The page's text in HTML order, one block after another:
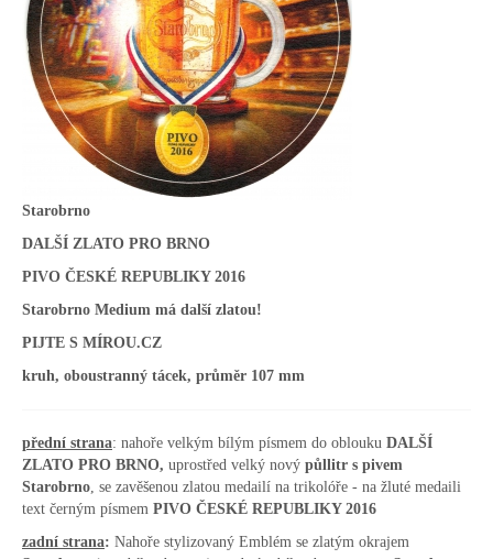
Starobrno
DALŠÍ ZLATO PRO BRNO
PIVO ČESKÉ REPUBLIKY 2016
Starobrno Medium má další zlatou!
PIJTE S MÍROU.CZ
kruh, oboustranný tácek, průměr 107 mm
přední strana: nahoře velkým bílým písmem do oblouku DALŠÍ
ZLATO PRO BRNO, uprostřed velký nový půllitr s pivem
Starobrno , se zavěšenou zlatou medailí na trikolóře - na žluté medaili
text černým písmem PIVO ČESKÉ REPUBLIKY 2016
zadní strana: Nahoře stylizovaný Emblém se zlatým okrajem